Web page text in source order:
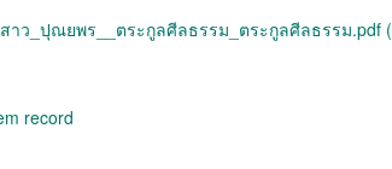
าว_ปุณยพร__ตระกูลศีลธรรม_ตระกูลศีลธรรม.pdf
record